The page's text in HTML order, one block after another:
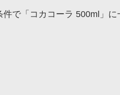
件で「コカコーラ 500ml」